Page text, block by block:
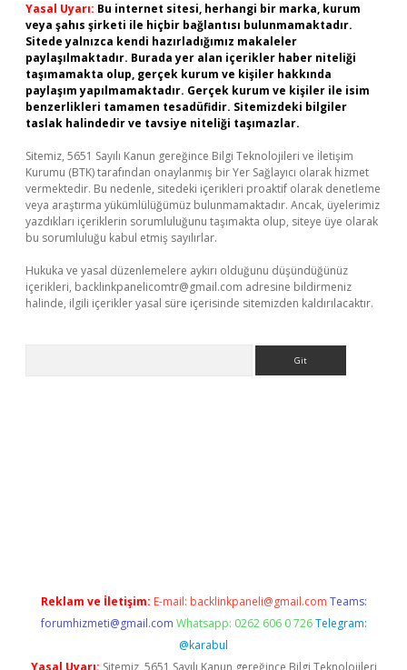
Yasal Uyarı: Bu internet sitesi, herhangi bir marka, kurum
veya şahıs şirketi ile hiçbir bağlantısı bulunmamaktadır.
Sitede yalnızca kendi hazırladığımız makaleler
paylaşılmaktadır. Burada yer alan içerikler haber niteliği
taşımamakta olup, gerçek kurum ve kişiler hakkında
paylaşım yapılmamaktadır. Gerçek kurum ve kişiler ile isim
benzerlikleri tamamen tesadüfidir. Sitemizdeki bilgiler
taslak halindedir ve tavsiye niteliği taşımazlar.
Sitemiz, 5651 Sayılı Kanun gereğince Bilgi Teknolojileri ve İletişim
Kurumu (BTK) tarafından onaylanmış bir Yer Sağlayıcı olarak hizmet
vermektedir. Bu nedenle, sitedeki içerikleri proaktif olarak denetleme
veya araştırma yükümlülüğümüz bulunmamaktadır. Ancak, üyelerimiz
yazdıkları içeriklerin sorumluluğunu taşımakta olup, siteye üye olarak
bu sorumluluğu kabul etmiş sayılırlar.
Hukuka ve yasal düzenlemelere aykırı olduğunu düşündüğünüz
içerikleri, backlinkpanelicomtr@gmail.com adresine bildirmeniz
halinde, ilgili içerikler yasal süre içerisinde sitemizden kaldırılacaktır.
Reklam ve İletişim: E-mail: backlinkpaneli@gmail.com Teams:
forumhizmeti@gmail.com Whatsapp: 0262 606 0 726 Telegram:
@karabul
Yasal Uyarı: Sitemiz, 5651 Sayılı Kanun gereğince Bilgi Teknolojileri